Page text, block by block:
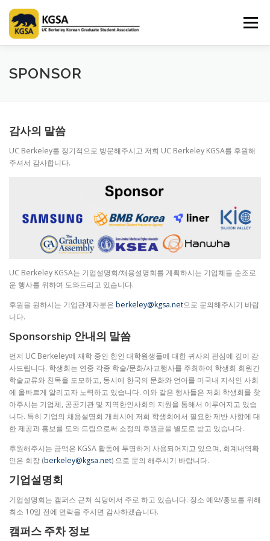
content
Menu
HOME ABOUT US
SPONSOR
감사의 말씀
UC Berkeley를 정기적으로 방문해주시고 저희 UC Berkeley KGSA를 후원해
주셔서 감사합니다.
UC Berkeley KGSA는 기업설명회/채용설명회를 계획하시는 기업체들 순조로
운 행사를 위하여 도와드리고 있습니다.
후원을 원하시는 기업관계자분은 berkeley@kgsa.net으로 문의해주시기 바랍
니다.
Sponsorship 안내의 말씀
먼저 UC Berkeley에 재학 중인 한인 대학원생들에 대한 귀사의 관심에 깊이 감
사드립니다. 학생회는 연중 각종 학술/문화/사교행사를 주최하여 학생회 회원간
학술교류와 친목을 도모하고, 동시에 한국의 문화와 언어를 미국내 지식인 사회
에 올바르게 알리고자 노력하고 있습니다. 이와 같은 행사들은 저희 학생회를 찾
아주시는 기업체, 공공기관 및 지역한인사회의 지원을 통해서 이루어지고 있습
니다. 특히 기업의 채용설명회 개최시에 저희 학생회에서 필요한 제반 사항에 대
한 제공과 홍보를 도와 드림으로써 소정의 후원금을 별도로 받고 있습니다.
후원해주시는 금액은 KGSA 활동에 투명하게 사용되어지고 있으며, 회계내역확
인은 회장 (berkeley@kgsa.net) 으로 문의 해주시기 바랍니다.
기업설명회
기업설명회는 캠퍼스 근처 식당에서 주로 하고 있습니다. 장소 예약/홍보를 위해
최소 10일 전에 연락을 주시면 감사하겠습니다.
캠퍼스 주차 정보